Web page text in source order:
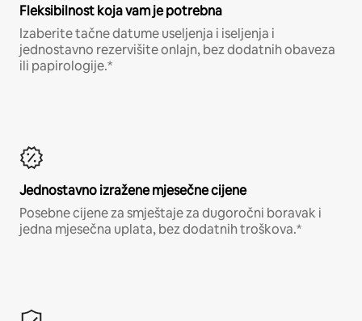
Fleksibilnost koja vam je potrebna
Izaberite tačne datume useljenja i iseljenja i
jednostavno rezervišite onlajn, bez dodatnih obaveza
ili papirologije.*
Jednostavno izražene mjesečne cijene
Posebne cijene za smještaje za dugoročni boravak i
jedna mjesečna uplata, bez dodatnih troškova.*